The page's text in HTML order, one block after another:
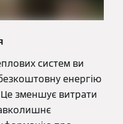
систем ви
енергію
зменшує витрати